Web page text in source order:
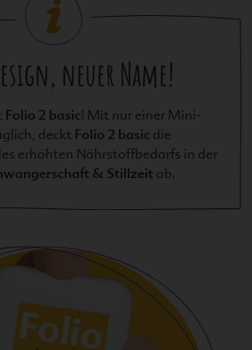
neuer Name!
Folio 2 basic! Mit nur einer Mini-
deckt Folio 2 basic die
erhöhten Nährstoffbedarfs in der
& Stillzeit ab.